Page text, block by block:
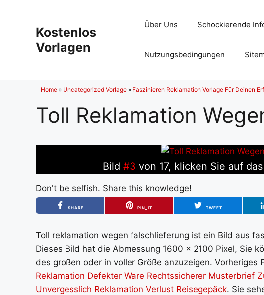
Kostenlos
Vorlagen
Über Uns Schockierende
Nutzungsbedingungen
Home » Uncategorized Vorlage » Faszinieren Reklamation Vorlage Für Deinen
Toll Reklamation
Bild #3 von 17, klicken Sie auf
Don't be selfish. Share this knowledge!
SHARE PIN_IT TWEET
Toll reklamation wegen falschlieferung ist ein Bild aus
Dieses Bild hat die Abmessung 1600 x 2100 Pixel, Sie
des großen oder in voller Größe anzuzeigen. Vorheriges
Reklamation Defekter Ware Rechtssicherer Musterbrief
Unvergesslich Reklamation Verlust Reisegepäck. Sie